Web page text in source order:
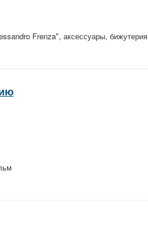
Frenza", аксессуары, бижутерия